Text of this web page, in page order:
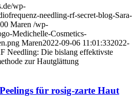
wp-
needling-rf-secret-blog-Sara-
Maren /wp-
Medichelle-Cosmetics-
Maren2022-09-06 11:01:332022-
Needling: Die bislang effektivste
zur Hautglättung
für rosig-zarte Haut